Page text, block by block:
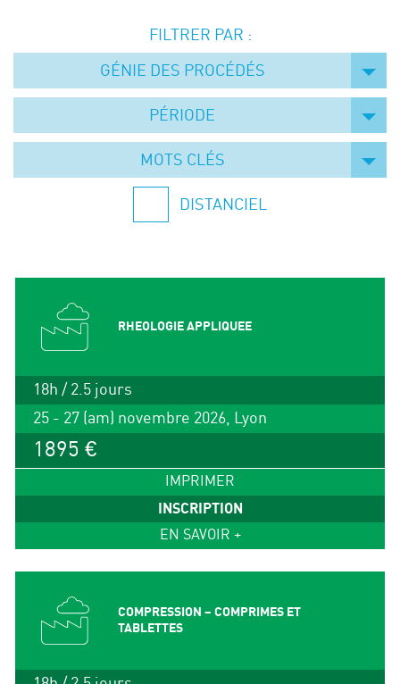
Symposium on Chain Transfer Catalysis for
sustainability – September 15 and 16, 2026
FRENCH-CHINESE CONFERENCE ON GREEN
Contacts
FILTRER PAR :
GÉNIE DES PROCÉDÉS
PÉRIODE
MOTS CLÉS
DISTANCIEL
RHEOLOGIE APPLIQUEE
18h / 2.5 jours
25 - 27 (am) novembre 2026, Lyon
1895 €
IMPRIMER
INSCRIPTION
EN SAVOIR +
COMPRESSION – COMPRIMES ET
TABLETTES